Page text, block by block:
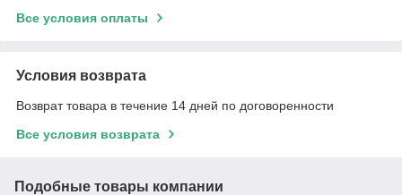
Все условия оплаты
Условия возврата
Возврат товара в течение 14 дней по договоренности
Все условия возврата
Подобные товары компании